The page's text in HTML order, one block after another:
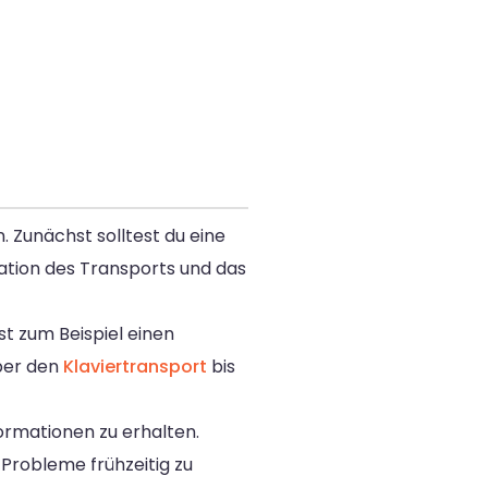
Zunächst solltest du eine
des Transports und das
zum Beispiel einen
den Klaviertransport bis
zu erhalten.
frühzeitig zu